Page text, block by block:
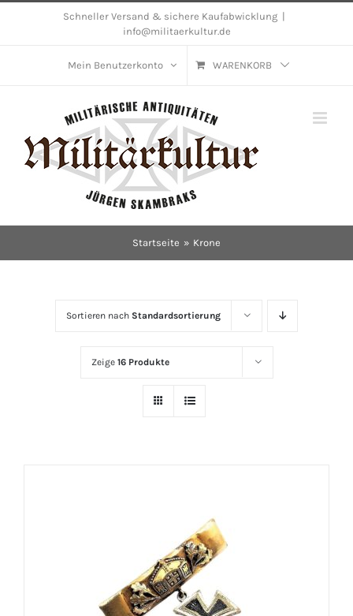
Schneller Versand & sichere Kaufabwicklung
info@militaerkultur.de
Mein Benutzerkonto WARENKORB
Startseite Krone
Sortieren nach Standardsortierung
Zeige 16 Produkte